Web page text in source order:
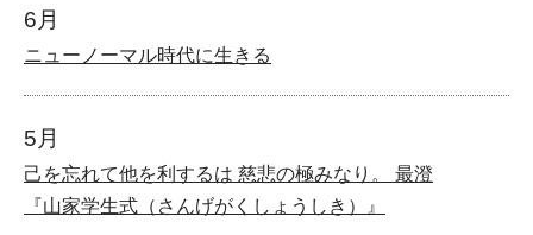
6月
ニューノーマル時代に生きる
5月
己を忘れて他を利するは 慈悲の極みなり。 最澄
『山家学生式（さんげがくしょうしき）』